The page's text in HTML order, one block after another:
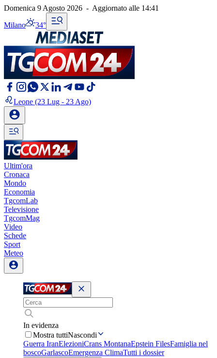
Domenica 9 Agosto 2026 - Aggiornato alle 14:41
Milano 34°
Leone (23 Lug - 23 Ago)
Ultim'ora
Cronaca
Mondo
Economia
TgcomLab
Televisione
TgcomMag
Video
Schede
Sport
Meteo
In evidenza
Mostra tuttiNascondi
Guerra IranElezioniCrans MontanaEpstein FilesFamiglia nel
boscoGarlascoEmergenza ClimaTutti i dossier